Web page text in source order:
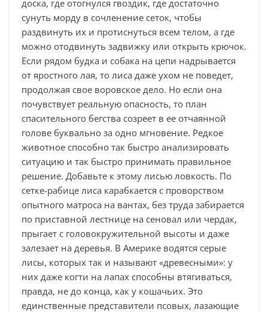
доска, где отогнулся гвоздик, где достаточно
сунуть морду в сочленение сеток, чтобы
раздвинуть их и протиснуться всем телом, а где
можно отодвинуть задвижку или открыть крючок.
Если рядом будка и собака на цепи надрывается
от яростного лая, то лиса даже ухом не поведет,
продолжая свое воровское дело. Но если она
почувствует реальную опасность, то план
спасительного бегства созреет в ее отчаянной
голове буквально за одно мгновение. Редкое
животное способно так быстро анализировать
ситуацию и так быстро принимать правильное
решение. Добавьте к этому лисью ловкость. По
сетке-рабице лиса карабкается с проворством
опытного матроса на вантах, без труда забирается
по приставной лестнице на сеновал или чердак,
прыгает с головокружительной высоты и даже
залезает на деревья. В Америке водятся серые
лисы, которых так и называют «древесными»: у
них даже когти на лапах способны втягиваться,
правда, не до конца, как у кошачьих. Это
единственные представители псовых, лазающие